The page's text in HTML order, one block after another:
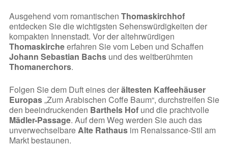
Ausgehend vom romantischen Thomaskirchhof
entdecken Sie die wichtigsten Sehenswürdigkeiten der
kompakten Innenstadt. Vor der altehrwürdigen
Thomaskircheerfahren Sie vom Leben und Schaffen
Johann Sebastian Bachsund des weltberühmten
Thomanerchors.
Folgen Sie dem Duft eines derältesten Kaffeehäuser
Europas„Zum Arabischen Coffe Baum“, durchstreifen Sie
den beeindruckenden Barthels Hofund die prachtvolle
Mädler-Passage. Auf dem Weg werden Sie auch das
unverwechselbareAlte Rathausim Renaissance-Stil am
Markt bestaunen.